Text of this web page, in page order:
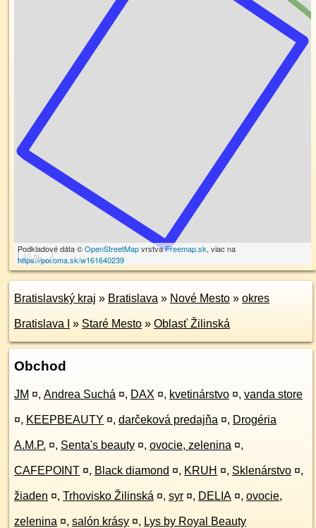
10 m
Podkladové dáta ©OpenStreetMapvrstvaFreemap.sk, viac na
https://poi.oma.sk/w161640239
Bratislavský kraj » Bratislava » Nové Mesto » okres
Bratislava I » Staré Mesto » Oblasť Žilinská
Obchod
JM ¤, Andrea Suchá ¤, DAX ¤, kvetinárstvo ¤, vanda store
¤, KEEPBEAUTY ¤, darčeková predajňa ¤, Drogéria
A.M.P. ¤, Senta's beauty ¤, ovocie, zelenina ¤,
CAFEPOINT ¤, Black diamond ¤, KRUH ¤, Sklenárstvo ¤,
žiaden ¤, Trhovisko Žilinská ¤, syr ¤, DELIA ¤, ovocie,
zelenina ¤, salón krásy ¤, Lys by Royal Beauty